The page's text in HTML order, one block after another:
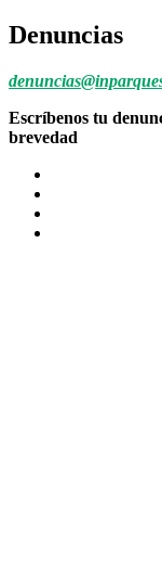
Denuncias
Escríbenos tu
brevedad